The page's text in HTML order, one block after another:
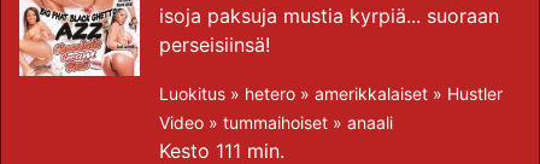
isoja paksuja mustia kyrpiä... suoraan
perseisiinsä!
Luokitus » hetero » amerikkalaiset » Hustler
Video » tummaihoiset » anaali
Kesto 111 min.